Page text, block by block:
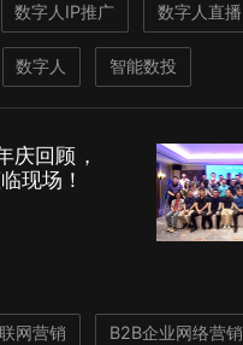
数字人IP推广 数字人直播
数字人 智能数投
庆回顾，
现场！
网营销 B2B企业网络营销